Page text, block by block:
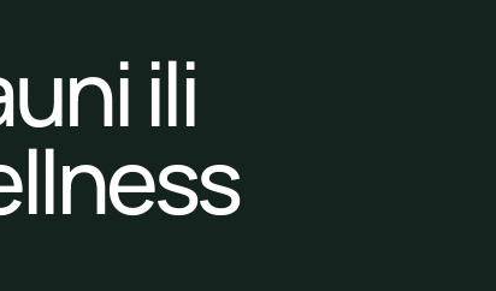
ili